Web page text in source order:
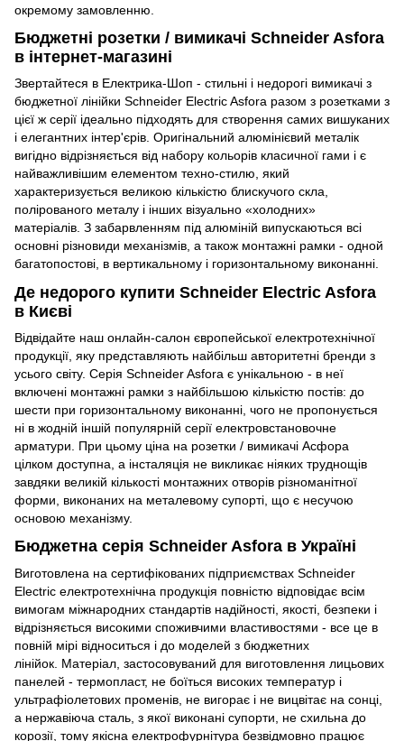
окремому замовленню.
Бюджетні розетки / вимикачі Schneider Asfora
в інтернет-магазині
Звертайтеся в Електрика-Шоп - стильні і недорогі вимикачі з
бюджетної лінійки Schneider Electric Asfora разом з розетками з
цієї ж серії ідеально підходять для створення самих вишуканих
і елегантних інтер'єрів. Оригінальний алюмінієвий металік
вигідно відрізняється від набору кольорів класичної гами і є
найважливішим елементом техно-стилю, який
характеризується великою кількістю блискучого скла,
полірованого металу і інших візуально «холодних»
матеріалів. З забарвленням під алюміній випускаються всі
основні різновиди механізмів, а також монтажні рамки - одной
багатопостові, в вертикальному і горизонтальному виконанні.
Де недорого купити Schneider Electric Asfora
в Києві
Відвідайте наш онлайн-салон європейської електротехнічної
продукції, яку представляють найбільш авторитетні бренди з
усього світу. Серія Schneider Asfora є унікальною - в неї
включені монтажні рамки з найбільшою кількістю постів: до
шести при горизонтальному виконанні, чого не пропонується
ні в жодній іншій популярній серії електровстановочне
арматури. При цьому ціна на розетки / вимикачі Асфора
цілком доступна, а інсталяція не викликає ніяких труднощів
завдяки великій кількості монтажних отворів різноманітної
форми, виконаних на металевому супорті, що є несучою
основою механізму.
Бюджетна серія Schneider Asfora в Україні
Виготовлена на сертифікованих підприємствах Schneider
Electric електротехнічна продукція повністю відповідає всім
вимогам міжнародних стандартів надійності, якості, безпеки і
відрізняється високими споживчими властивостями - все це в
повній мірі відноситься і до моделей з бюджетних
лінійок. Матеріал, застосовуваний для виготовлення лицьових
панелей - термопласт, не боїться високих температур і
ультрафіолетових променів, не вигорає і не вицвітає на сонці,
а нержавіюча сталь, з якої виконані супорти, не схильна до
корозії, тому якісна електрофурнітура безвідмовно працює